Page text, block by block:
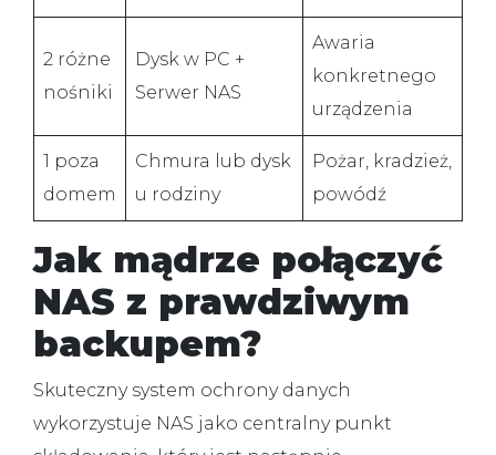
2 różne
nośniki
Dysk w PC +
Serwer NAS
Awaria
konkretnego
urządzenia
1 poza
domem
Chmura lub dysk
u rodziny
Pożar, kradzież,
powódź
Jak mądrze połączyć
NAS z prawdziwym
backupem?
Skuteczny system ochrony danych
wykorzystuje NAS jako centralny punkt